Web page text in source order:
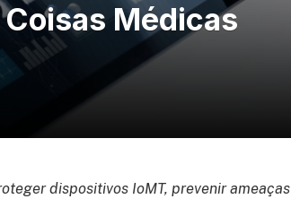
Médicas
dispositivos IoMT, prevenir ameaças